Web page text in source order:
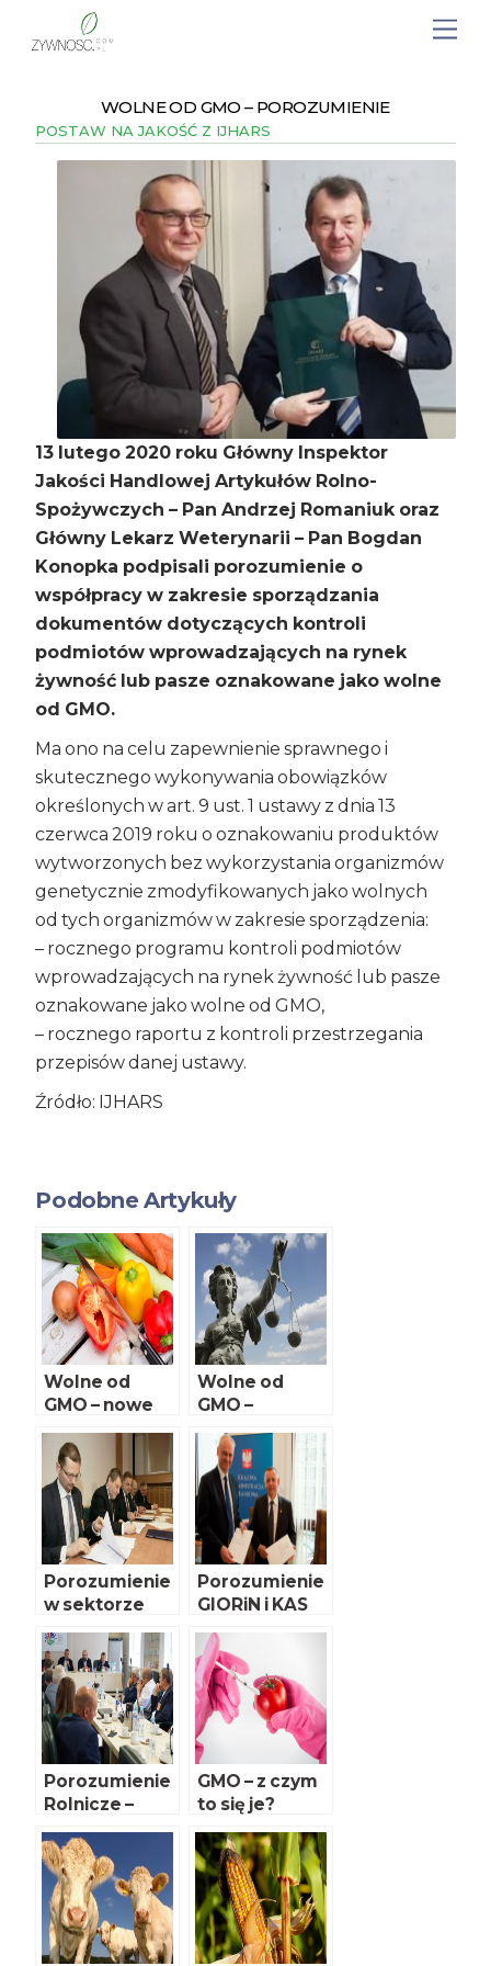
WOLNE OD GMO – POROZUMIENIE
POSTAW NA JAKOŚĆ Z IJHARS
13 lutego 2020 roku Główny Inspektor
Jakości Handlowej Artykułów Rolno-
Spożywczych – Pan Andrzej Romaniuk oraz
Główny Lekarz Weterynarii – Pan Bogdan
Konopka podpisali porozumienie o
współpracy w zakresie sporządzania
dokumentów dotyczących kontroli
podmiotów wprowadzających na rynek
żywność lub pasze oznakowane jako wolne
od GMO.
Ma ono na celu zapewnienie sprawnego i
skutecznego wykonywania obowiązków
określonych w art. 9 ust. 1 ustawy z dnia 13
czerwca 2019 roku o oznakowaniu produktów
wytworzonych bez wykorzystania organizmów
genetycznie zmodyfikowanych jako wolnych
od tych organizmóww zakresie sporządzenia:
– rocznego programu kontroli podmiotów
wprowadzających na rynek żywność lub pasze
oznakowane jako wolne od GMO,
– rocznego raportu z kontroli przestrzegania
przepisów danej ustawy.
Źródło: IJHARS
Podobne Artykuły
Wolne od
GMO – nowe
przepisy
dotyczące
znakowania
Wolne od
GMO –
konsultacje
Porozumienie
w sektorze
cukru
Porozumienie
GIORiN i KAS
Porozumienie
Rolnicze –
zespół ds.
wołowiny
GMO – z czym
to się je?